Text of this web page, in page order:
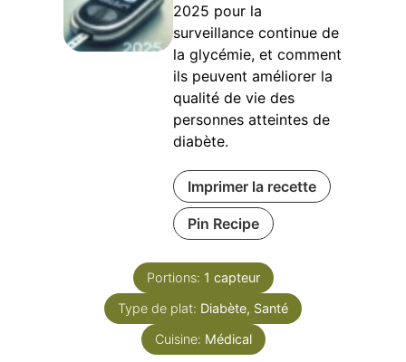
2025 pour la
surveillance continue de
la glycémie, et comment
ils peuvent améliorer la
qualité de vie des
personnes atteintes de
diabète.
Imprimer la recette
Pin Recipe
Portions: 1 capteur
Type de plat: Diabète, Santé
Cuisine: Médical